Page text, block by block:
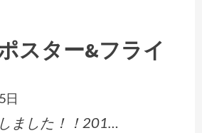
スター&フライ
日
ました！！201…